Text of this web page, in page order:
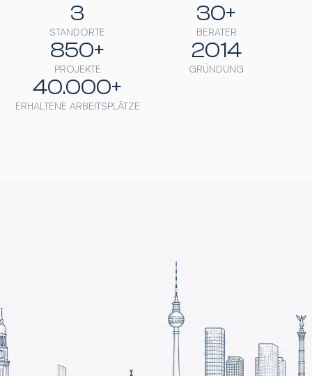
STANDORTE
3
BERATER
30+
PROJEKTE
850+
GRÜNDUNG
2014
ERHALTENE ARBEITSPLÄTZE
40.000+